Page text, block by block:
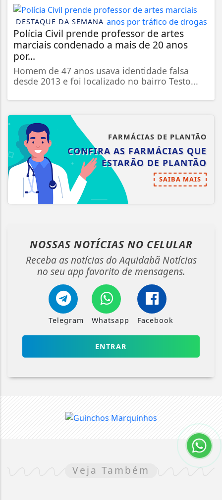
DESTAQUE DA SEMANA
Polícia Civil prende professor de artes
marciais condenado a mais de 20 anos
por...
Homem de 47 anos usava identidade falsa
desde 2013 e foi localizado no bairro Testo...
FARMÁCIAS DE PLANTÃO
CONFIRA AS FARMÁCIAS QUE
ESTARÃO DE PLANTÃO
SAIBA MAIS
NOSSAS NOTÍCIAS NO CELULAR
Receba as notícias do Aquidabã Notícias
no seu app favorito de mensagens.
Telegram Whatsapp Facebook
ENTRAR
Veja Também